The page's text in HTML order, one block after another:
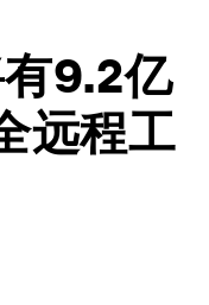
9.2亿
远程工